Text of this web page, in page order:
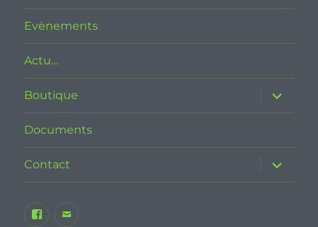
Evènements
Actu…
Boutique
ouvrir
le
sous-
Documents
Contact
ouvrir
le
sous-
Facebook
E-